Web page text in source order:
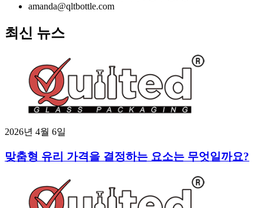
amanda@qltbottle.com
최신 뉴스
2026년 4월 6일
맞춤형 유리 가격을 결정하는 요소는 무엇일까요?